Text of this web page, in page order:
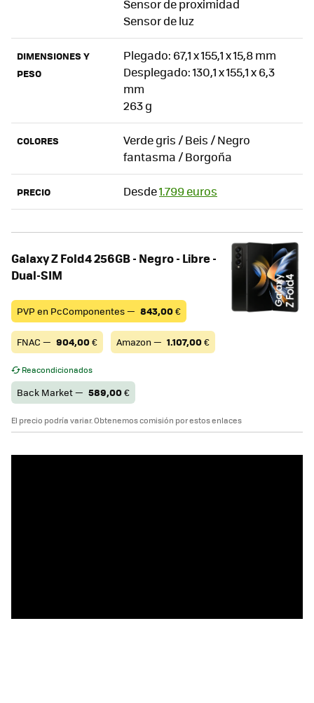
Sensor de proximidad
Sensor de luz
DIMENSIONES Y
PESO
Plegado: 67,1 x 155,1 x 15,8 mm
Desplegado: 130,1 x 155,1 x 6,3
mm
263 g
COLORES
Verde gris / Beis / Negro
fantasma / Borgoña
PRECIO Desde1.799 euros
Galaxy Z Fold4 256GB - Negro - Libre -
Dual-SIM
PVP en PcComponentes — 843,00€
FNAC — 904,00€ Amazon — 1.107,00€
Reacondicionados
Back Market — 589,00€
El precio podría variar. Obtenemos comisión por estos enlaces